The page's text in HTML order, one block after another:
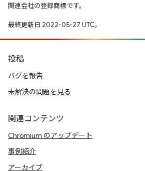
関連会社の登録商標です。
最終更新日 2022-05-27 UTC。
投稿
バグを報告
未解決の問題を見る
関連コンテンツ
Chromium のアップデート
事例紹介
アーカイブ